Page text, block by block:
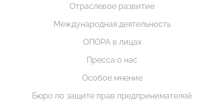
Отраслевое развитие
Международная деятельность
ОПОРА в лицах
Пресса о нас
Особое мнение
Бюро по защите прав предпринимателей